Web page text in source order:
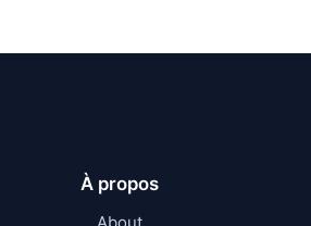
À propos
About